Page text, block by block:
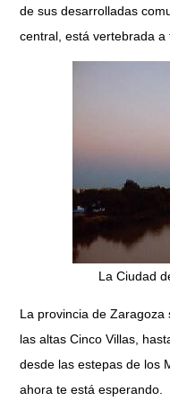
de sus desarrolladas
central, está vertebrada a
La Ciudad
La provincia de Zaragoza
las altas Cinco Villas,
desde las estepas de los
ahora te está esperando.